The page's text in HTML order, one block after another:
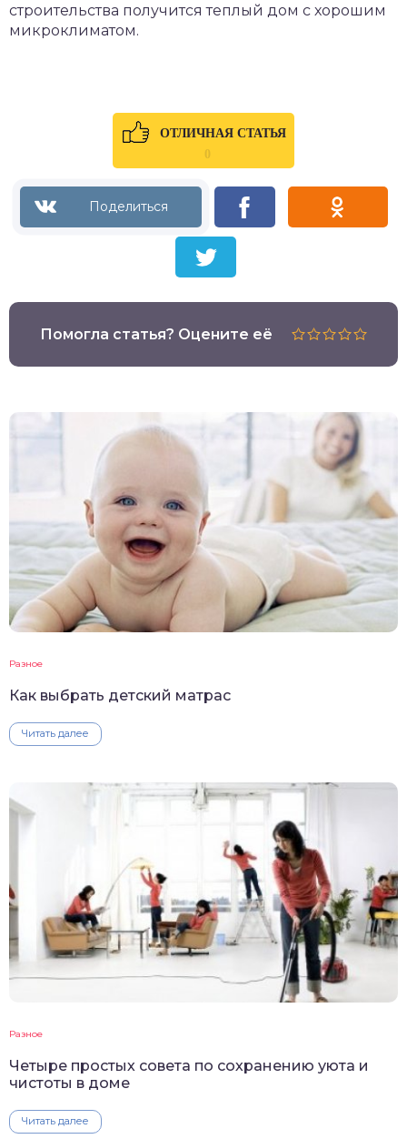
строительства получится теплый дом с хорошим
микроклиматом.
ОТЛИЧНАЯ СТАТЬЯ
0
Помогла статья? Оцените её
Разное
Как выбрать детский матрас
Читать далее
Разное
Четыре простых совета по сохранению уюта и
чистоты в доме
Читать далее